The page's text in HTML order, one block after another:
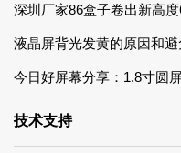
深圳厂家86盒子卷出新高
液晶屏背光发黄的原因和
今日好屏幕分享：1.8寸圆
技术支持